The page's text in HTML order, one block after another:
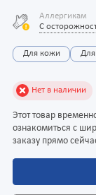
Аллергикам
С
Для кожи Для
Нет в наличии
Этот товар
ознакомиться с
заказу прямо